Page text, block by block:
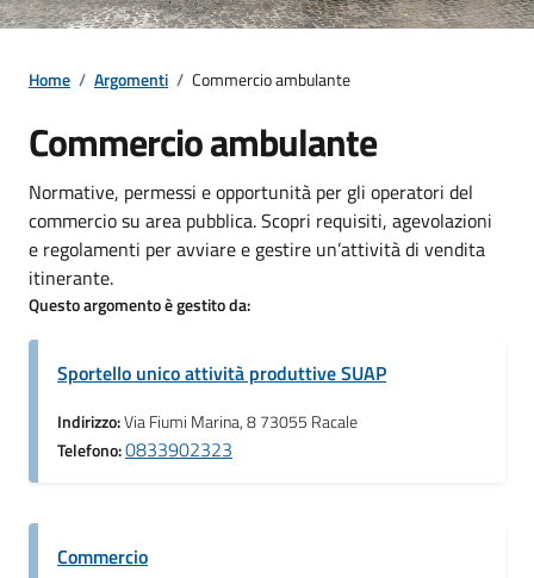
Home / Argomenti / Commercio ambulante
Commercio ambulante
Normative, permessi e opportunità per gli operatori del
commercio su area pubblica. Scopri requisiti, agevolazioni
e regolamenti per avviare e gestire un’attività di vendita
itinerante.
Questo argomento è gestito da:
Sportello unico attività produttive SUAP
Indirizzo:Via Fiumi Marina, 8 73055 Racale
Telefono:0833902323
Commercio